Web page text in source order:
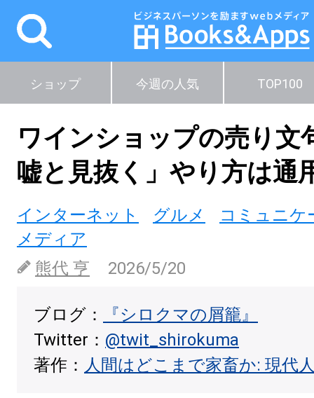
ショップ 今週の人気 TOP100
ワインショップの売り文
嘘と見抜く」やり方は通
インターネット グルメ
コミュニケ
メディア
熊代 亨
2026/5/20
ブログ：
『シロクマの屑籠』
Twitter： @twit_shirokuma
著作： 人間はどこまで家畜か: 現代